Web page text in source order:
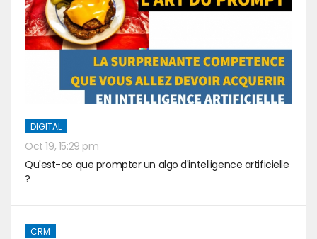
DIGITAL
Oct 19, 15:29 pm
Qu'est-ce que prompter un algo d'intelligence artificielle
?
CRM